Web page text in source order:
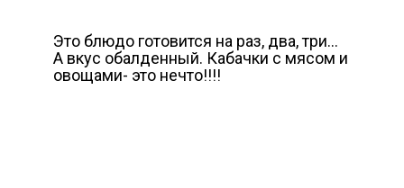
Это блюдо готовится на раз, два, три…
А вкус обалденный. Кабачки с мясом и
овощами- это нечто!!!!